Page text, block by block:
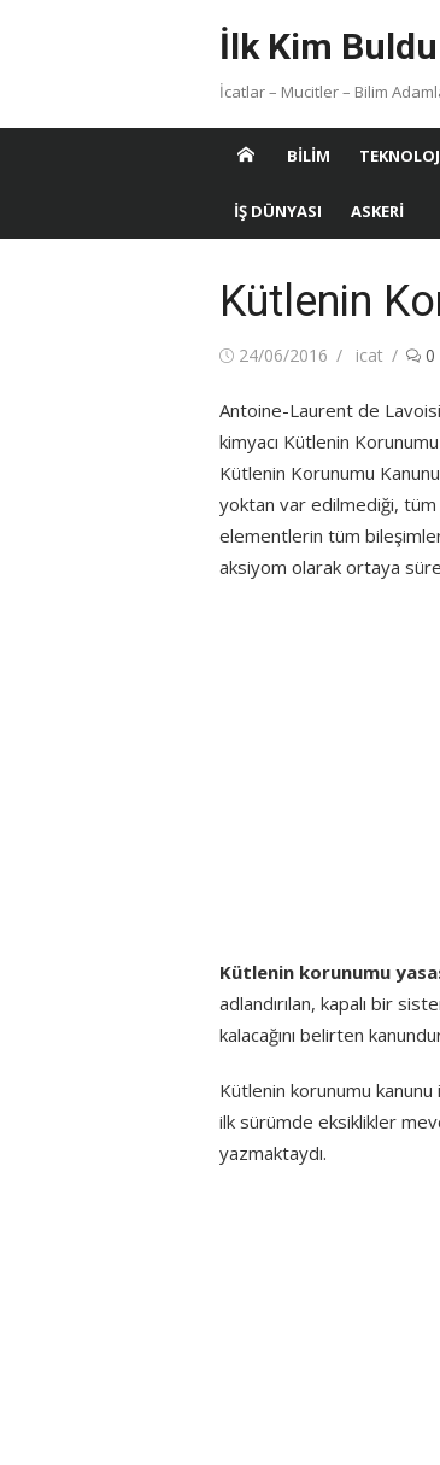
İlk Kim Buldu
İcatlar – Mucitler – Bilim
BILIM
İŞ DÜNYASI ASKERI
Kütlenin
Posted
24/06/2016 Author
icat 0
Antoine-Laurent de
kimyacı Kütlenin
Kütlenin Korunumu
yoktan var edilmediği, tüm
elementlerin tüm
aksiyom olarak ortaya
Kütlenin korunumu
adlandırılan, kapalı bir
kalacağını belirten
Kütlenin korunumu kanunu
ilk sürümde eksiklikler
yazmaktaydı.